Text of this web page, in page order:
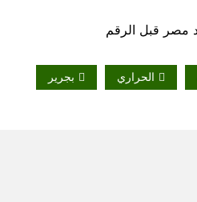
الحراري بجرير